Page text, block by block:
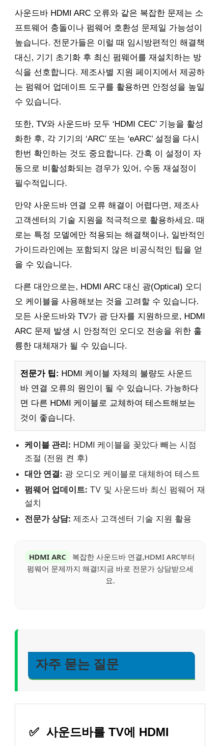
사운드바 HDMI ARC 오류와 같은 복잡한 문제는 소
프트웨어 충돌이나 펌웨어 호환성 문제일 가능성이
높습니다. 전문가들은 이럴 때 임시방편적인 해결책
대신, 기기 초기화 후 최신 펌웨어를 재설치하는 방
식을 선호합니다. 제조사별 지원 페이지에서 제공하
는 펌웨어 업데이트 도구를 활용하면 안정성을 높일
수 있습니다.
또한, TV와 사운드바 모두 ‘HDMI CEC’ 기능을 활성
화한 후, 각 기기의 ‘ARC’ 또는 ‘eARC’ 설정을 다시
한번 확인하는 것도 중요합니다. 간혹 이 설정이 자
동으로 비활성화되는 경우가 있어, 수동 재설정이
필수적입니다.
만약 사운드바 연결 오류 해결이 어렵다면, 제조사
고객센터의 기술 지원을 적극적으로 활용하세요. 때
로는 특정 모델에만 적용되는 해결책이나, 일반적인
가이드라인에는 포함되지 않은 비공식적인 팁을 얻
을 수 있습니다.
다른 대안으로는, HDMI ARC 대신 광(Optical) 오디
오 케이블을 사용해보는 것을 고려할 수 있습니다.
모든 사운드바와 TV가 광 단자를 지원하므로, HDMI
ARC 문제 발생 시 안정적인 오디오 전송을 위한 훌
륭한 대체재가 될 수 있습니다.
전문가 팁: HDMI 케이블 자체의 불량도 사운드
바 연결 오류의 원인이 될 수 있습니다. 가능하다
면 다른 HDMI 케이블로 교체하여 테스트해보는
것이 좋습니다.
케이블 관리: HDMI 케이블을 꽂았다 빼는 시점
조절 (전원 켠 후)
대안 연결: 광 오디오 케이블로 대체하여 테스트
펌웨어 업데이트: TV 및 사운드바 최신 펌웨어 재
설치
전문가 상담: 제조사 고객센터 기술 지원 활용
HDMI ARC
복잡한 사운드바 연결,HDMI ARC부터
펌웨어 문제까지 해결!지금 바로 전문가 상담받으세
요.
자주 묻는 질문
✅ 사운드바를 TV에 HDMI